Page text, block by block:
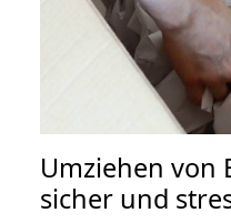
Umziehen von
sicher und